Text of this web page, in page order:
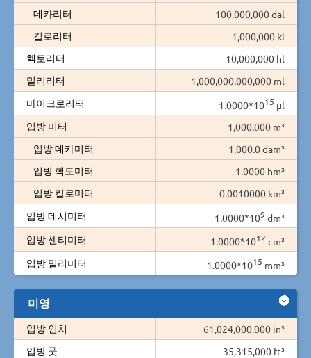
데카리터
100,000,000 dal
킬로리터
1,000,000 kl
헥토리터
10,000,000 hl
밀리리터
1,000,000,000,000 ml
마이크로리터
1.0000*1015 µl
입방 미터
1,000,000 m³
입방 데카미터
1,000.0 dam³
입방 헥토미터
1.0000 hm³
입방 킬로미터
0.0010000 km³
입방 데시미터
1.0000*109 dm³
입방 센티미터
1.0000*1012 cm³
입방 밀리미터
1.0000*1015 mm³
미영
입방 인치
61,024,000,000 in³
입방 풋
35,315,000 ft³